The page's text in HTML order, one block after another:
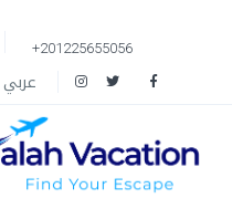
+201225655056
عربي